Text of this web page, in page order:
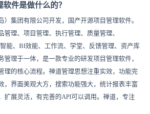
件是做什么的？
）集团有限公司开发，国产开源项目管理软件。
管理、项目管理、执行管理、质量管理、
能、BI效能、工作流、学堂、反馈管理、资产库
管理于一体，是一款专业的研发项目管理软件，
理的核心流程。禅道管理思想注重实效，功能完
，界面美观大方，搜索功能强大，统计报表丰富
扩展灵活，有完善的API可以调用。禅道，专注